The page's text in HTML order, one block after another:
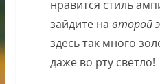
нравится стиль
зайдите на второй
здесь так много
даже во рту светло!